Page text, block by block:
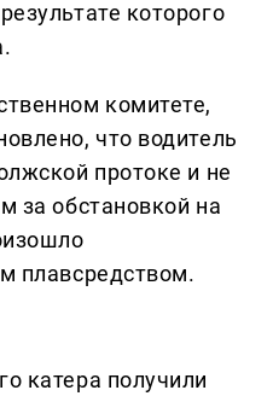
которого
комитете,
что водитель
протоке и не
за обстановкой на
плавсредством.
катера получили